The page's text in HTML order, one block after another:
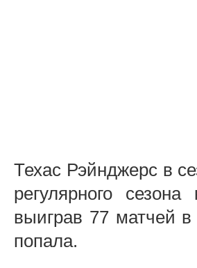
Техас Рэйнджерс в
регулярного
выиграв 77 матчей
попала.